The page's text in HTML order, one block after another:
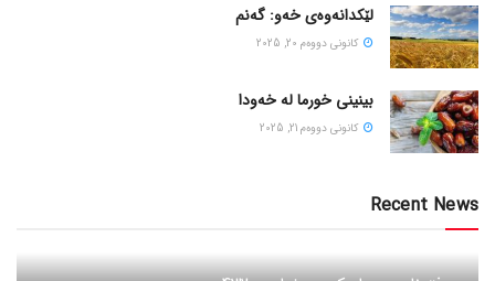
لێکدانەوەی خەو: گەنم
كانونی دووه‌م 20, 2025
بینینی خورما لە خەودا
كانونی دووه‌م 21, 2025
Recent News